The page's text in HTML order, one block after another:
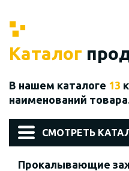
Каталог
В нашем каталоге 13
наименований
СМОТРЕТЬ
Прокалывающие